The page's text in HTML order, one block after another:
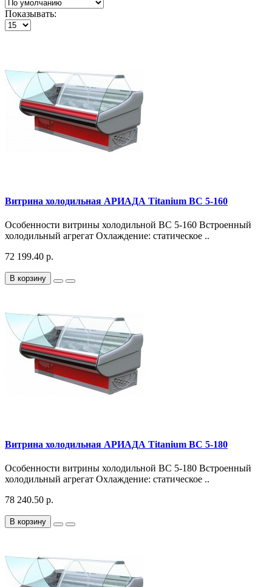
Показывать:
Витрина холодильная АРИАДА Titanium ВС 5-160
Особенности витрины холодильной ВС 5-160 Встроенный
холодильный агрегат Охлаждение: статическое ..
72 199.40 р.
В корзину
Витрина холодильная АРИАДА Titanium ВС 5-180
Особенности витрины холодильной ВС 5-180 Встроенный
холодильный агрегат Охлаждение: статическое ..
78 240.50 р.
В корзину